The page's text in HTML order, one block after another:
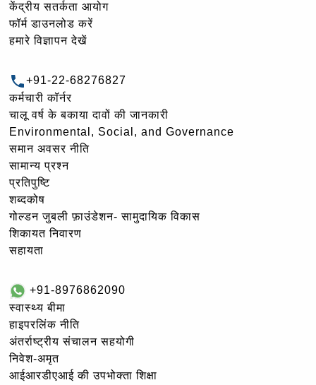
केंद्रीय सतर्कता आयोग
फॉर्म डाउनलोड करें
हमारे विज्ञापन देखें
+91-22-68276827
कर्मचारी कॉर्नर
चालू वर्ष के बकाया दावों की जानकारी
Environmental, Social, and Governance
समान अवसर नीति
सामान्य प्रश्न
प्रतिपुष्टि
शब्दकोष
गोल्‍डन जुबली फ़ाउंडेशन- सामुदायिक विकास
शिकायत निवारण
सहायता
+91-8976862090
स्वास्थ्य बीमा
हाइपरलिंक नीति
अंतर्राष्ट्रीय संचालन सहयोगी
निवेश-अमृत
आईआरडीएआई की उपभोक्ता शिक्षा